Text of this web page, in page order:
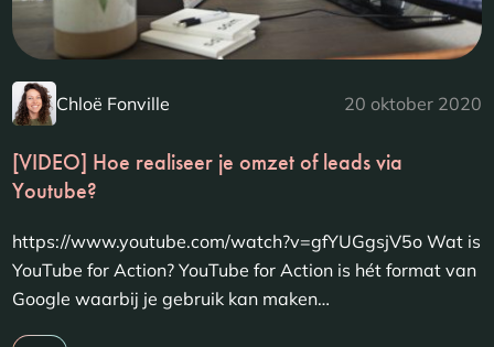
Chloë Fonville 20 oktober 2020
[VIDEO] Hoe realiseer je omzet of leads via
Youtube?
https://www.youtube.com/watch?v=gfYUGgsjV5o Wat is
YouTube for Action? YouTube for Action is hét format van
Google waarbij je gebruik kan maken…